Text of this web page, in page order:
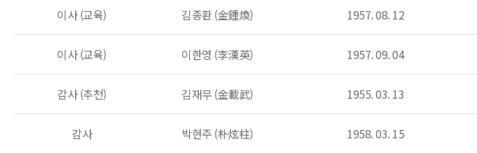
이사 (교육) 김종환 (金鍾煥) 1957. 08. 12
이사 (교육) 이한영 (李漢英) 1957. 09. 04
감사 (추천) 김재무 (金載武) 1955. 03. 13
감사 박현주 (朴炫柱) 1958. 03. 15